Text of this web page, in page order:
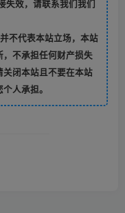
失效，请联系我们我们
不代表本站立场，本站
不承担任何财产损失
闭本站且不要在本站
人承担。